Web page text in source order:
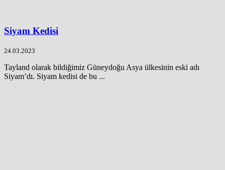
Siyam Kedisi
24.03.2023
Tayland olarak bildiğimiz Güneydoğu Asya ülkesinin eski adı
Siyam’dı. Siyam kedisi de bu ...